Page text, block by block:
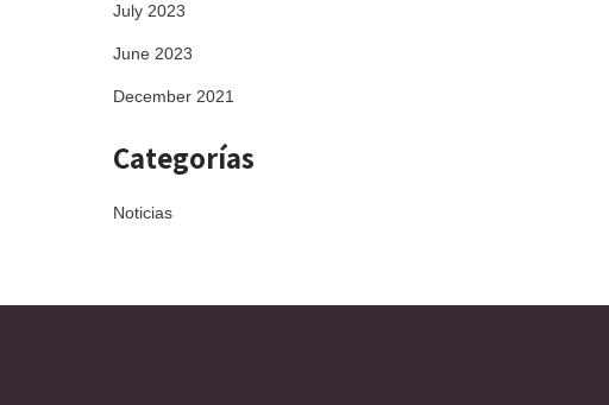
July 2023
June 2023
December 2021
Categorías
Noticias